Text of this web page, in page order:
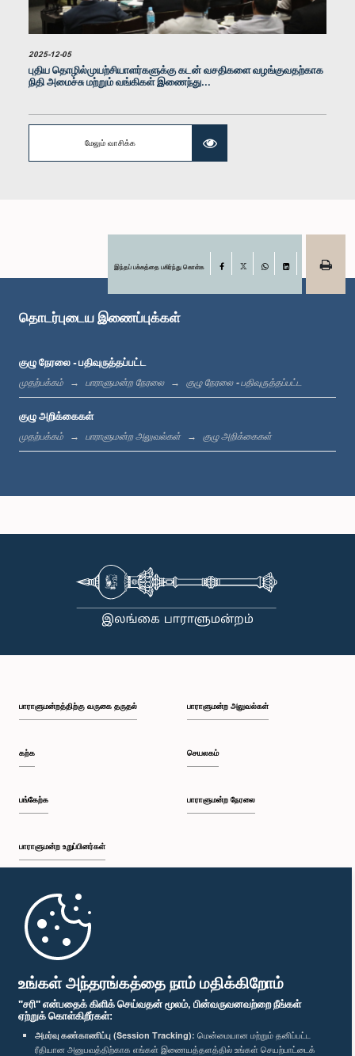
உங்கள் அந்தரங்கத்தை நாம் மதிக்கிறோம்
"சரி" என்பதைக் கிளிக் செய்வதன் மூலம், பின்வருவனவற்றை நீங்கள்
ஏற்றுக் கொள்கிறீர்கள்:
அமர்வு கண்காணிப்பு (Session Tracking): மென்மையான மற்றும் தனிப்பட்ட
ரீதியான அனுபவத்திற்காக எங்கள் இணையத்தளத்தில் உங்கள் செயற்பாட்டைக்
உறுப்பினர்
கௌரவ அருண பனாகொட, பா.உ.
உறுப்பினர்
கௌரவ ரீ.கே. ஜயசுந்தர, பா.உ.
2025-12-05
புதிய தொழில்முயற்சியாளர்களுக்கு கடன் வசதிகளை வழங்குவதற்காக
நிதி அமைச்சு மற்றும் வங்கிகள் இணைந்து...
மேலும் வாசிக்க
இந்தப் பக்கத்தை பகிர்ந்து கொள்க Facebook
LinkedIn
தொடர்புடைய இணைப்புக்கள்
குழு நேரலை - பதிவுருத்தப்பட்ட
முதற்பக்கம் பாராளுமன்ற நேரலை குழு நேரலை - பதிவுருத்தப்பட்ட
குழு அறிக்கைகள்
முதற்பக்கம் பாராளுமன்ற அலுவல்கள் குழு அறிக்கைகள்
பாராளுமன்றத்திற்கு வருகை தருதல்
கற்க
பங்கேற்க
பாராளுமன்ற உறுப்பினர்கள்
முதற்பக்கம்
பாராளுமன்ற அலுவல்கள்
செயலகம்
பாராளுமன்ற நேரலை
பாராளுமன்ற கையடக்க செயலி
எம்மை பின்தொடர்க :